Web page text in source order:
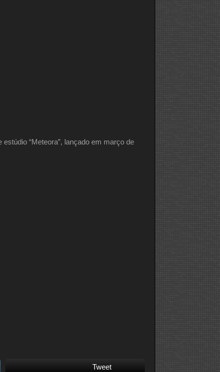
“Meteora”, lançado em março de
Tweet